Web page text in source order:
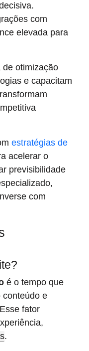
com
elevada para
de otimização
e capacitam
estratégias de
acelerar o
previsibilidade
com
é o tempo que
conteúdo e
fator
.